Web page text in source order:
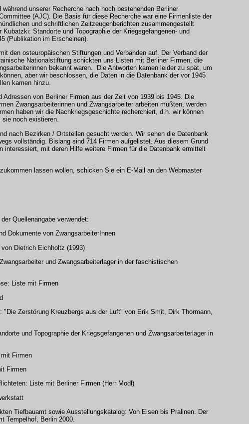
unserer Recherche nach noch bestehenden Berliner
(AJC). Die Basis für diese Recherche war eine Firmenliste der
und schriftlichen Zeitzeugenberichten zusammengestellt
Standorte und Topographie der Kriegsgefangenen- und
(Publikation im Erscheinen).
den osteuropäischen Stiftungen und Verbänden auf. Der Verband der
Nationalstiftung schickten uns Listen mit Berliner Firmen, die
bekannt waren. Die Antworten kamen leider zu spät, um
aber wir beschlossen, die Daten in die Datenbank der vor 1945
kamen hinzu.
Adressen von Berliner Firmen aus der Zeit von 1939 bis 1945. Die
Zwangsarbeiterinnen und Zwangsarbeiter arbeiten mußten, werden
haben wir die Nachkriegsgeschichte recherchiert, d.h. wir können
sie noch existieren.
nach Bezirken / Ortsteilen gesucht werden. Wir sehen die Datenbank
vollständig. Bislang sind 714 Firmen aufgelistet. Aus diesem Grund
interessiert, mit deren Hilfe weitere Firmen für die Datenbank ermittelt
lassen wollen, schicken Sie ein E-Mail an den Webmaster
Quellenangabe verwendet:
Dokumente von ZwangsarbeiterInnen
Dietrich Eichholtz (1993)
und Zwangsarbeiterlager in der faschistischen
Liste mit Firmen
Zerstörung Kreuzbergs aus der Luft" von Erik Smit, Dirk Thormann,
und Topographie der Kriegsgefangenen und Zwangsarbeiterlager in
Firmen
Firmen
Liste mit Berliner Firmen (Herr Modl)
Tiefbauamt sowie Ausstellungskatalog: Von Eisen bis Pralinen. Der
Tempelhof, Berlin 2000.